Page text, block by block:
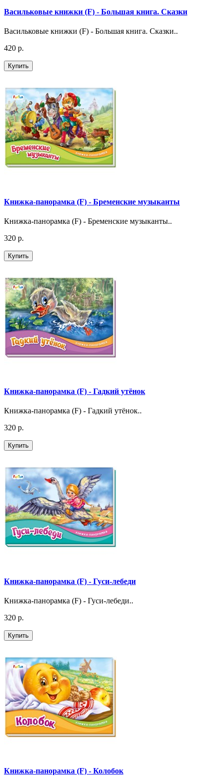
Васильковые книжки (F) - Большая книга. Сказки
Васильковые книжки (F) - Большая книга. Сказки..
420 р.
Купить
Книжка-панорамка (F) - Бременские музыканты
Книжка-панорамка (F) - Бременские музыканты..
320 р.
Купить
Книжка-панорамка (F) - Гадкий утёнок
Книжка-панорамка (F) - Гадкий утёнок..
320 р.
Купить
Книжка-панорамка (F) - Гуси-лебеди
Книжка-панорамка (F) - Гуси-лебеди..
320 р.
Купить
Книжка-панорамка (F) - Колобок